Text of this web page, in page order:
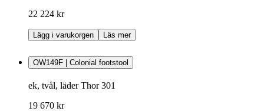
22 224 kr
Lägg i varukorgen Läs mer
OW149F | Colonial footstool
ek, tvål, läder Thor 301
19 670 kr